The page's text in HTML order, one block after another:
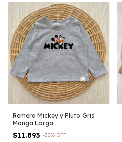
Remera Mickey y Pluto Gris
Manga Larga
$11.893 -30% OFF